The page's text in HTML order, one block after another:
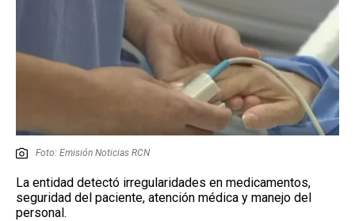
Foto: Emisión Noticias RCN
La entidad detectó irregularidades en medicamentos,
seguridad del paciente, atención médica y manejo del
personal.